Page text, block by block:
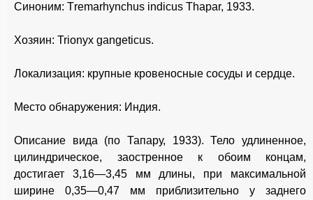
Синоним: Тremarhynchus indicus Thapar, 1933.
Хозяин: Trionyx gangeticus.
Локализация: крупные кровеносные сосуды и сердце.
Место обнаружения: Индия.
Описание вида (по Тапару, 1933). Тело удлиненное,
цилиндрическое, заостренное к обоим концам,
достигает 3,16—3,45 мм длины, при максимальной
ширине 0,35—0,47 мм приблизительно у заднего